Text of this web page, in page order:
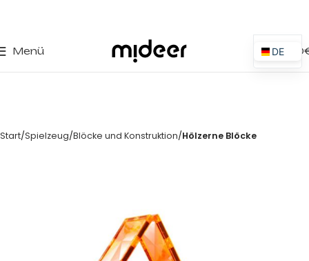
Menü 0,00
Start Spielzeug Blöcke und Konstruktion Hölzerne Blöcke
DE
ES